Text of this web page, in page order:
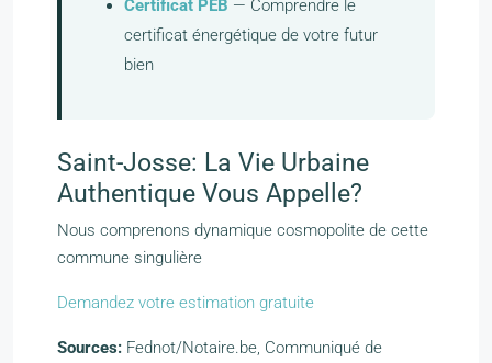
Certificat PEB — Comprendre le
certificat énergétique de votre futur
bien
Saint-Josse: La Vie Urbaine
Authentique Vous Appelle?
Nous comprenons dynamique cosmopolite de cette
commune singulière
Demandez votre estimation gratuite
Sources: Fednot/Notaire.be, Communiqué de